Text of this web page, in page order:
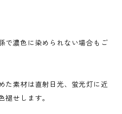
で濃色に染められない場合もご
た素材は直射日光、蛍光灯に近
褪せします。